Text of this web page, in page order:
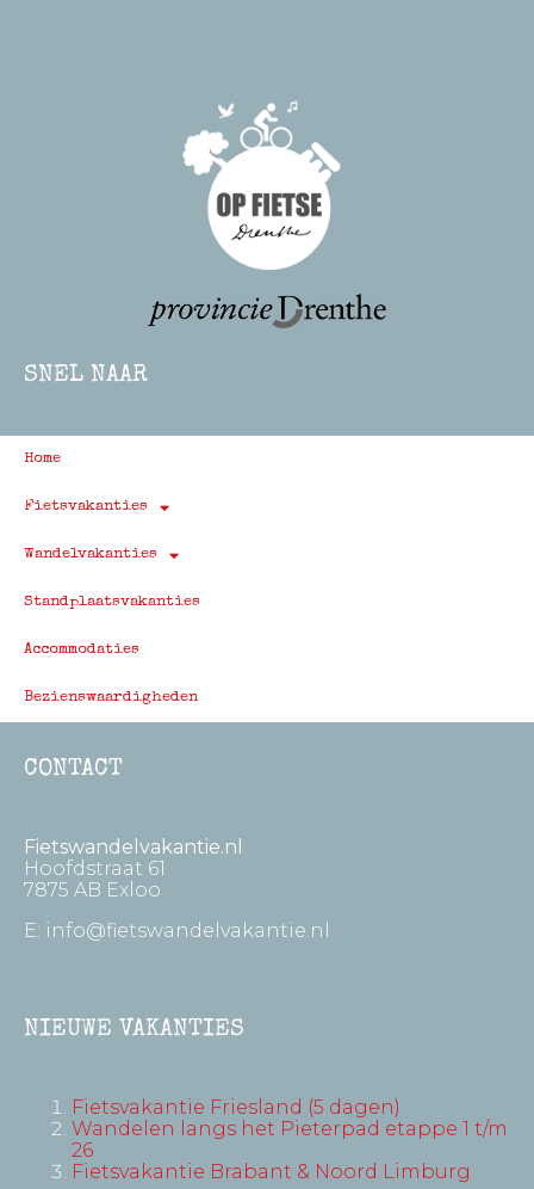
SNEL NAAR
Home
Fietsvakanties
Wandelvakanties
Standplaatsvakanties
Accommodaties
Bezienswaardigheden
CONTACT
Fietswandelvakantie.nl
Hoofdstraat 61
7875 AB Exloo
E: info@fietswandelvakantie.nl
NIEUWE VAKANTIES
Fietsvakantie Friesland (5 dagen)
Wandelen langs het Pieterpad etappe 1 t/m
26
Fietsvakantie Brabant & Noord Limburg